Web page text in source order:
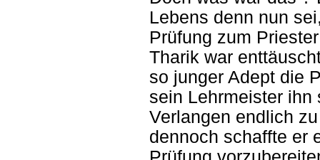
Lebens denn nun
Prüfung zum
Tharik war
so junger Adept die
sein Lehrmeister ihn
Verlangen endlich
dennoch schaffte er